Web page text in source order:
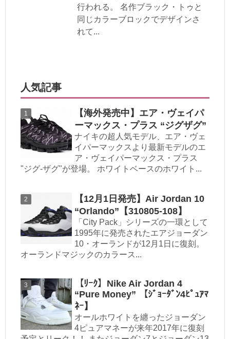
行われる。 名作ブラック・トゥと
同じカラーブロックでデザインさ
れて...
人気記事
【海外発売中】エア・ヴェイパ
ーマックス・プラス “ジグザグ”
ナイキの超人気モデル、エア・ヴェ
イパーマックスより最新モデルのエ
ア・ヴェイパーマックス・プラス
"ジグ-ザグ"が登場。 ホワイトベースのホワイト...
【12月1日発売】Air Jordan 10
“Orlando”【310805-108】
「City Pack」シリーズの一環として
1995年に発売されたエアジョーダン
10・オーランドが12月1日に復刻。
オーランドマジックのカラース...
【ﾘｰｸ】Nike Air Jordan 4
“Pure Money” 【ｼﾞｮｰﾀﾞﾝ4ﾋﾟｭｱﾏ
ﾈｰ】
オールホワイトを纏ったジョーダン
4ピュアマネーが来年2017年に復刻